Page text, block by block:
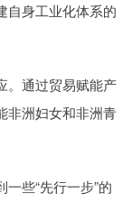
自身工业化体系的
通过贸易赋能产
非洲妇女和非洲青
些“先行一步”的